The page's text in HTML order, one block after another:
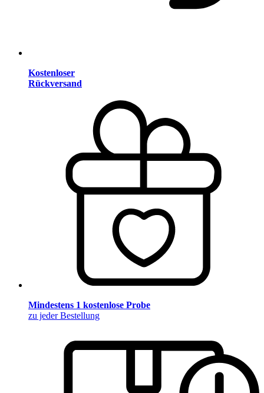
Kostenloser
Rückversand
Mindestens 1 kostenlose Probe
zu jeder Bestellung